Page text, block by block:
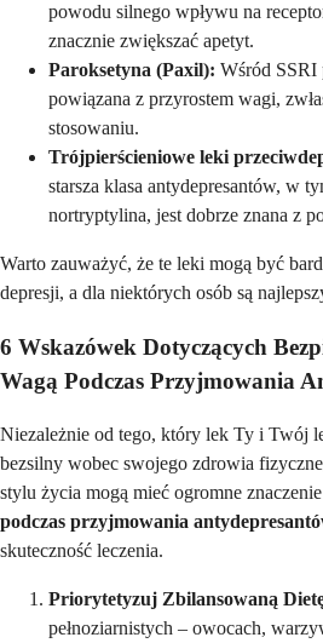
powodu silnego wpływu na
znacznie zwiększać apetyt.
Paroksetyna (Paxil): Wśród SSRI
powiązana z przyrostem wagi,
stosowaniu.
Trójpierścieniowe leki
starsza klasa antydepresantów, w
nortryptylina, jest dobrze znana z
Warto zauważyć, że te leki mogą być
depresji, a dla niektórych osób są
6 Wskazówek Dotyczących
Wagą Podczas Przyjmowania
Niezależnie od tego, który lek Ty i Twój
bezsilny wobec swojego zdrowia
stylu życia mogą mieć ogromne
podczas przyjmowania
skuteczność leczenia.
Priorytetyzuj Zbilansowaną
pełnoziarnistych – owocach,